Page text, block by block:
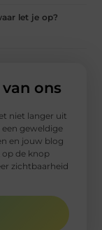
let je op?
ons
niet langer uit
geweldige
en jouw blog
op de knop
zichtbaarheid